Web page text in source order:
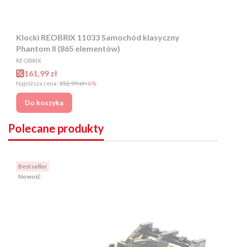
Klocki REOBRIX 11033 Samochód klasyczny
Phantom II (865 elementów)
PRODUCENT
REOBRIX
Cena promocyjna
161,99 zł
Najniższa cena: 152,99 zł+6%
Do koszyka
Polecane produkty
Bestseller
Nowość